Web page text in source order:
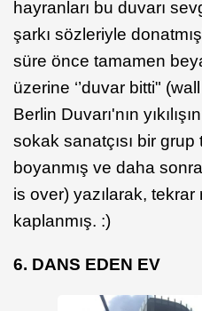
hayranları bu duvarı
şarkı sözleriyle
süre önce tamamen
üzerine ‘’duvar bitti"
Berlin Duvarı'nın
sokak sanatçısı bir grup
boyanmış ve daha
is over) yazılarak,
kaplanmış. :)
6. DANS EDEN EV